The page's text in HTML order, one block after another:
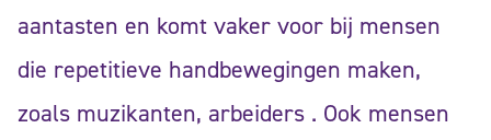
aantasten en komt vaker voor bij mensen
die repetitieve handbewegingen maken,
zoals muzikanten, arbeiders . Ook mensen